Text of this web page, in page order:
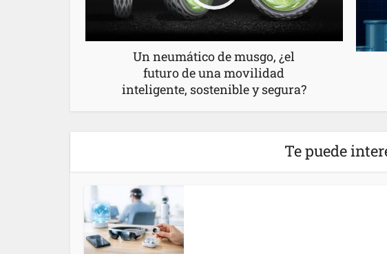
Un neumático de musgo, ¿el
futuro de una movilidad
inteligente, sostenible y segura?
Te puede